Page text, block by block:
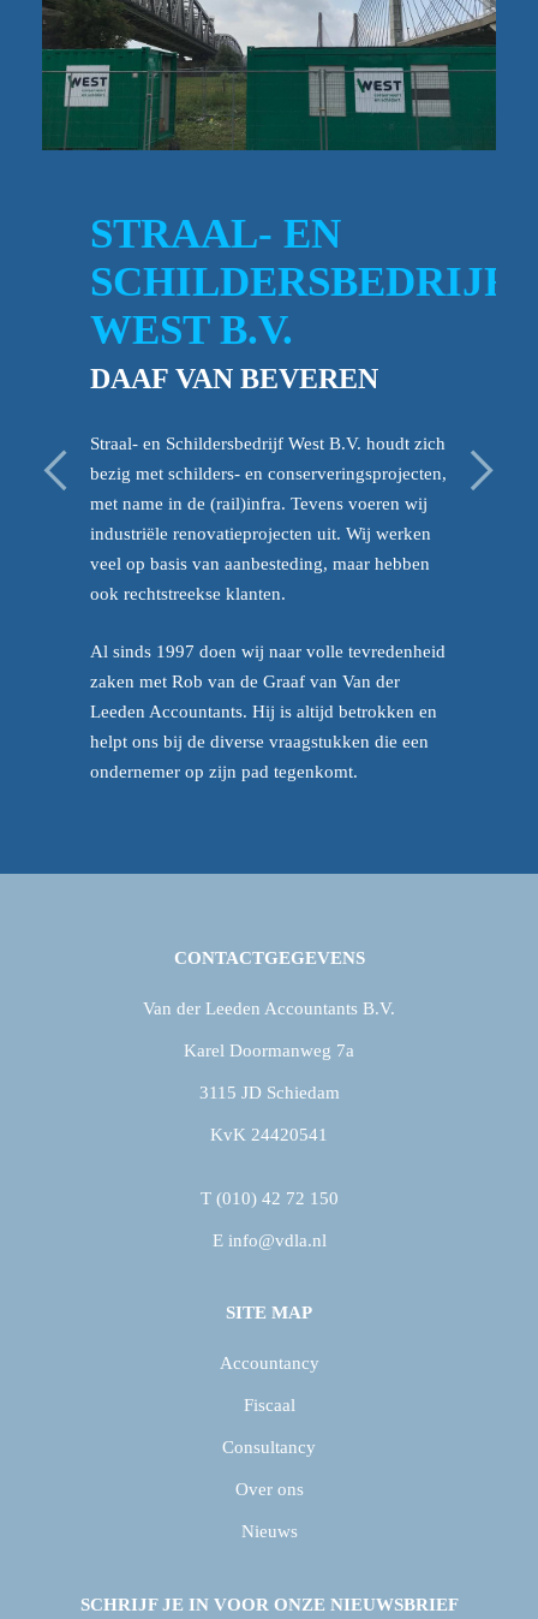
>
<
STRAAL- EN
SCHILDERSBEDRIJF
WEST B.V.
DAAF VAN BEVEREN
Straal- en Schildersbedrijf West B.V. houdt zich
bezig met schilders- en conserveringsprojecten,
met name in de (rail)infra. Tevens voeren wij
industriële renovatieprojecten uit. Wij werken
veel op basis van aanbesteding, maar hebben
ook rechtstreekse klanten.
Al sinds 1997 doen wij naar volle tevredenheid
zaken met Rob van de Graaf van Van der
Leeden Accountants. Hij is altijd betrokken en
helpt ons bij de diverse vraagstukken die een
ondernemer op zijn pad tegenkomt.
CONTACTGEGEVENS
Van der Leeden Accountants B.V.
Karel Doormanweg 7a
3115 JD Schiedam
KvK 24420541
T (010) 42 72 150
E info@vdla.nl
SITE MAP
Accountancy
Fiscaal
Consultancy
Over ons
Nieuws
SCHRIJF JE IN VOOR ONZE NIEUWSBRIEF